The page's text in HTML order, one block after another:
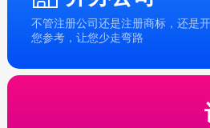
不管注册公司还是注册商标，还是
您参考，让您少走弯路